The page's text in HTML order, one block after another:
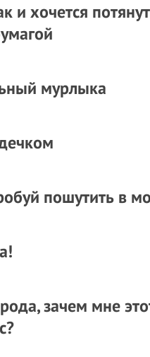
и хочется
мурлыка
пошутить в
зачем мне